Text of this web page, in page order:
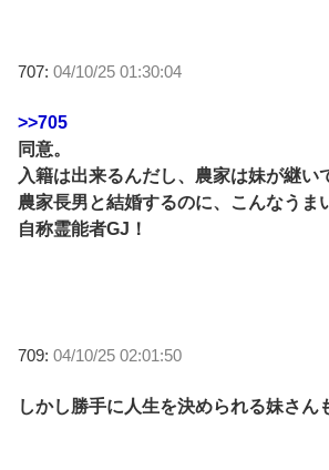
707: 04/10/25 01:30:04
>>705
同意。
入籍は出来るんだし、農家は妹が継い
農家長男と結婚するのに、こんなうま
自称霊能者GJ！
709: 04/10/25 02:01:50
しかし勝手に人生を決められる妹さん